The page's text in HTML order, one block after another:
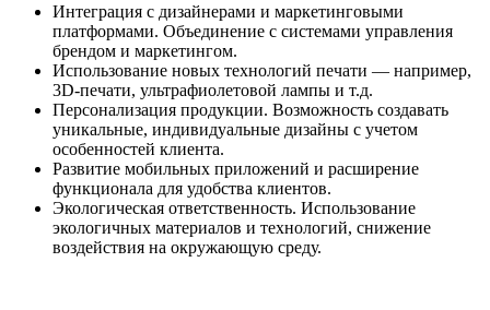
Интеграция с дизайнерами и маркетинговыми
платформами. Объединение с системами управления
брендом и маркетингом.
Использование новых технологий печати — например,
3D-печати, ультрафиолетовой лампы и т.д.
Персонализация продукции. Возможность создавать
уникальные, индивидуальные дизайны с учетом
особенностей клиента.
Развитие мобильных приложений и расширение
функционала для удобства клиентов.
Экологическая ответственность. Использование
экологичных материалов и технологий, снижение
воздействия на окружающую среду.